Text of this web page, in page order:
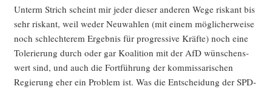
Unterm Strich scheint mir jeder die­ser ande­ren Wege ris­kant bis
sehr ris­kant, weil weder Neu­wah­len (mit einem mög­li­cher­wei­se
noch schlech­te­rem Ergeb­nis für pro­gres­si­ve Kräf­te) noch eine
Tole­rie­rung durch oder gar Koali­ti­on mit der AfD wün­schens­
wert sind, und auch die Fort­füh­rung der kom­mis­sa­ri­schen
Regie­rung eher ein Pro­blem ist. Was die Ent­schei­dung der SPD-